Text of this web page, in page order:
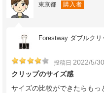
東京都
購入者
Forestway ダブルクリ
投稿日 2022/5/30
クリップのサイズ感
サイズの比較ができたらもっ